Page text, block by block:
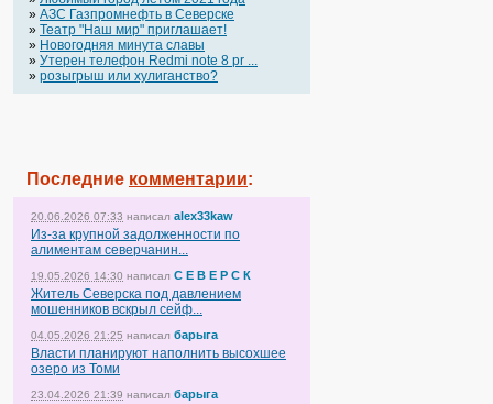
» АЗС Газпромнефть в Северске
» Театр "Наш мир" приглашает!
» Новогодняя минута славы
» Утерен телефон Redmi note 8 pr ...
» розыгрыш или хулиганство?
Последние комментарии:
20.06.2026 07:33 написал alex33kaw
Из-за крупной задолженности по
алиментам северчанин...
19.05.2026 14:30 написал С Е В Е Р С К
Житель Северска под давлением
мошенников вскрыл сейф...
04.05.2026 21:25 написал барыга
Власти планируют наполнить высохшее
озеро из Томи
23.04.2026 21:39 написал барыга